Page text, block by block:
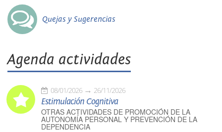
Quejas y Sugerencias
Agenda actividades
08/01/2026 26/11/2026
Estimulación Cognitiva
OTRAS ACTIVIDADES DE PROMOCIÓN DE LA
AUTONOMÍA PERSONAL Y PREVENCIÓN DE LA
DEPENDENCIA